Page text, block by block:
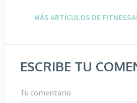
MÁS ARTÍCULOS DE
ESCRIBE TU
Tu comentario